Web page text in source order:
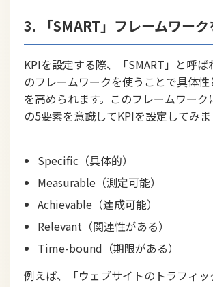
3. 「SMART」フレームワー
KPIを設定する際、「SMART」と呼
のフレームワークを使うことで具体
を高められます。このフレームワーク
の5要素を意識してKPIを設定してみま
Specific（具体的）
Measurable（測定可能）
Achievable（達成可能）
Relevant（関連性がある）
Time-bound（期限がある）
例えば、「ウェブサイトのトラフィッ